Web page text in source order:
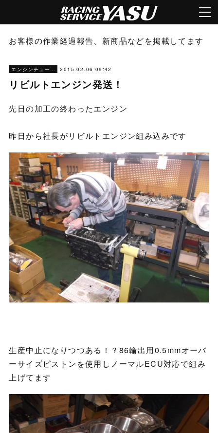
お客様の作業経過報告、新商品などを掲載してます
エンジンチューニング 2015.02.06 09:42
リビルトエンジン発送！
先日の加工の終わったエンジン
昨日から社長がリビルトエンジン組み込みです
生産中止になりつつある！？86輸出用0.5mmオーバ
ーサイズピストンを使用しノーマルECU対応で組み
上げてます